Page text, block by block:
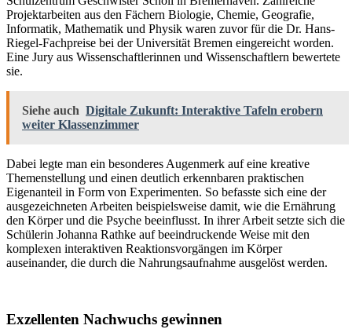
Projektarbeiten aus den Fächern Biologie, Chemie, Geografie,
Informatik, Mathematik und Physik waren zuvor für die Dr. Hans-
Riegel-Fachpreise bei der Universität Bremen eingereicht worden.
Eine Jury aus Wissenschaftlerinnen und Wissenschaftlern bewertete
sie.
Siehe auch Digitale Zukunft: Interaktive Tafeln erobern
weiter Klassenzimmer
Dabei legte man ein besonderes Augenmerk auf eine kreative
Themenstellung und einen deutlich erkennbaren praktischen
Eigenanteil in Form von Experimenten. So befasste sich eine der
ausgezeichneten Arbeiten beispielsweise damit, wie die Ernährung
den Körper und die Psyche beeinflusst. In ihrer Arbeit setzte sich die
Schülerin Johanna Rathke auf beeindruckende Weise mit den
komplexen interaktiven Reaktionsvorgängen im Körper
auseinander, die durch die Nahrungsaufnahme ausgelöst werden.
Exzellenten Nachwuchs gewinnen